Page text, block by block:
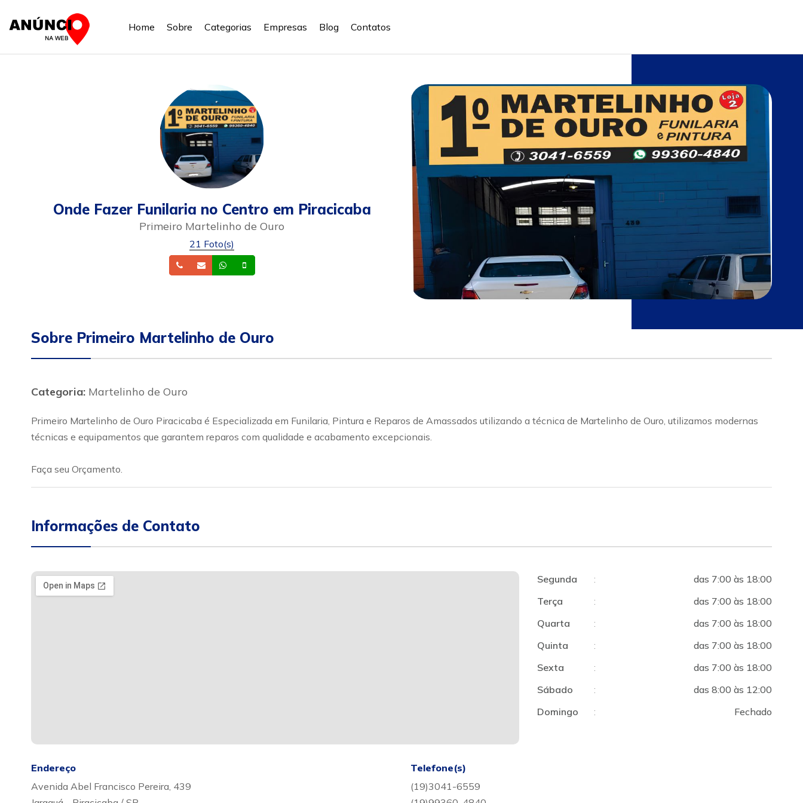
Home Sobre Categorias Empresas Blog Contatos
Onde Fazer Funilaria no Centro em Piracicaba
Primeiro Martelinho de Ouro
21 Foto(s)
TelefoneEmail Whatsapp
Sobre Primeiro Martelinho de Ouro
Categoria: Martelinho de Ouro
Primeiro Martelinho de Ouro Piracicaba é Especializada em Funilaria, Pintura e Reparos de Amassados utilizando a técnica de Martelinho de Ouro, utilizamos modernas
técnicas e equipamentos que garantem reparos com qualidade e acabamento excepcionais.
Faça seu Orçamento.
Informações de Contato
Segunda :
das 7:00 às 18:00
Terça
:
das 7:00 às 18:00
Quarta
:
das 7:00 às 18:00
Quinta
:
das 7:00 às 18:00
Sexta
:
das 7:00 às 18:00
Sábado
:
das 8:00 às 12:00
Domingo
: Fechado
Endereço
Avenida Abel Francisco Pereira, 439
Telefone(s)
(19)3041-6559